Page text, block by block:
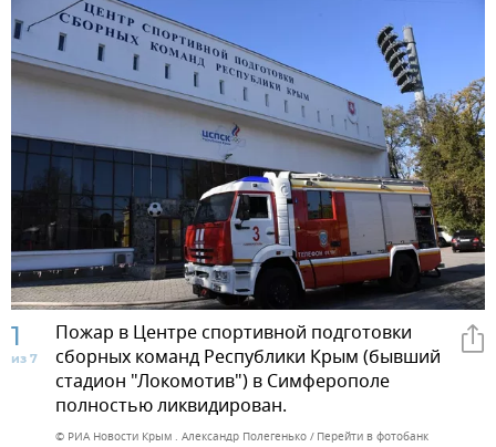
1
из 7
Пожар в Центре спортивной подготовки
сборных команд Республики Крым (бывший
стадион "Локомотив") в Симферополе
полностью ликвидирован.
© РИА Новости Крым . Александр Полегенько Перейти в фотобанк